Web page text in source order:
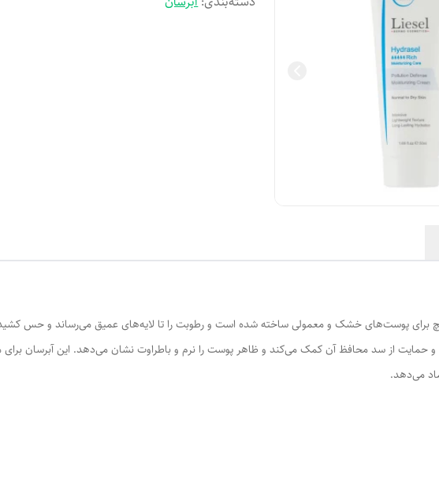
برای پوست‌های خشک و معمولی ساخته شده است و رطوبت را تا لایه‌های عمیق می‌رساند و حس
و حمایت از سد محافظ آن کمک می‌کند و ظاهر پوست را نرم و باطراوت نشان می‌دهد. این آبرسان
می‌دهد.